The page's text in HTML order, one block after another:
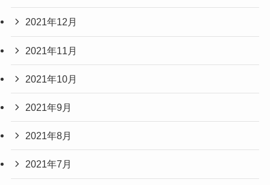
2021年12月
2021年11月
2021年10月
2021年9月
2021年8月
2021年7月